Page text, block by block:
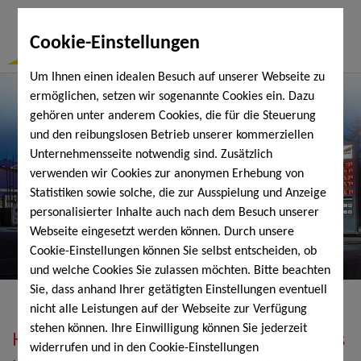
Cookie-Einstellungen
Um Ihnen einen idealen Besuch auf unserer Webseite zu
ermöglichen, setzen wir sogenannte Cookies ein. Dazu
gehören unter anderem Cookies, die für die Steuerung
und den reibungslosen Betrieb unserer kommerziellen
Unternehmensseite notwendig sind. Zusätzlich
verwenden wir Cookies zur anonymen Erhebung von
Statistiken sowie solche, die zur Ausspielung und Anzeige
personalisierter Inhalte auch nach dem Besuch unserer
Webseite eingesetzt werden können. Durch unsere
Cookie-Einstellungen können Sie selbst entscheiden, ob
und welche Cookies Sie zulassen möchten. Bitte beachten
Sie, dass anhand Ihrer getätigten Einstellungen eventuell
nicht alle Leistungen auf der Webseite zur Verfügung
stehen können. Ihre Einwilligung können Sie jederzeit
widerrufen und in den Cookie-Einstellungen
Heizöl, Diesel, Schmierstoffe, Holzpellets